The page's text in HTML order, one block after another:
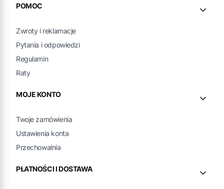
Linki w stopce
POMOC
Zwroty i reklamacje
Pytania i odpowiedzi
Regulamin
Raty
MOJE KONTO
Twoje zamówienia
Ustawienia konta
Przechowalnia
PŁATNOŚCI I DOSTAWA